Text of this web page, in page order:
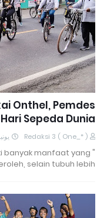
Onthel, Pemdes
Sepeda Dunia
Redaksi 3 ( One_* ) يونيو 03,
banyak manfaat yang
selain tubuh lebih…